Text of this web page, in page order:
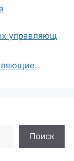
управляющ
Поиск